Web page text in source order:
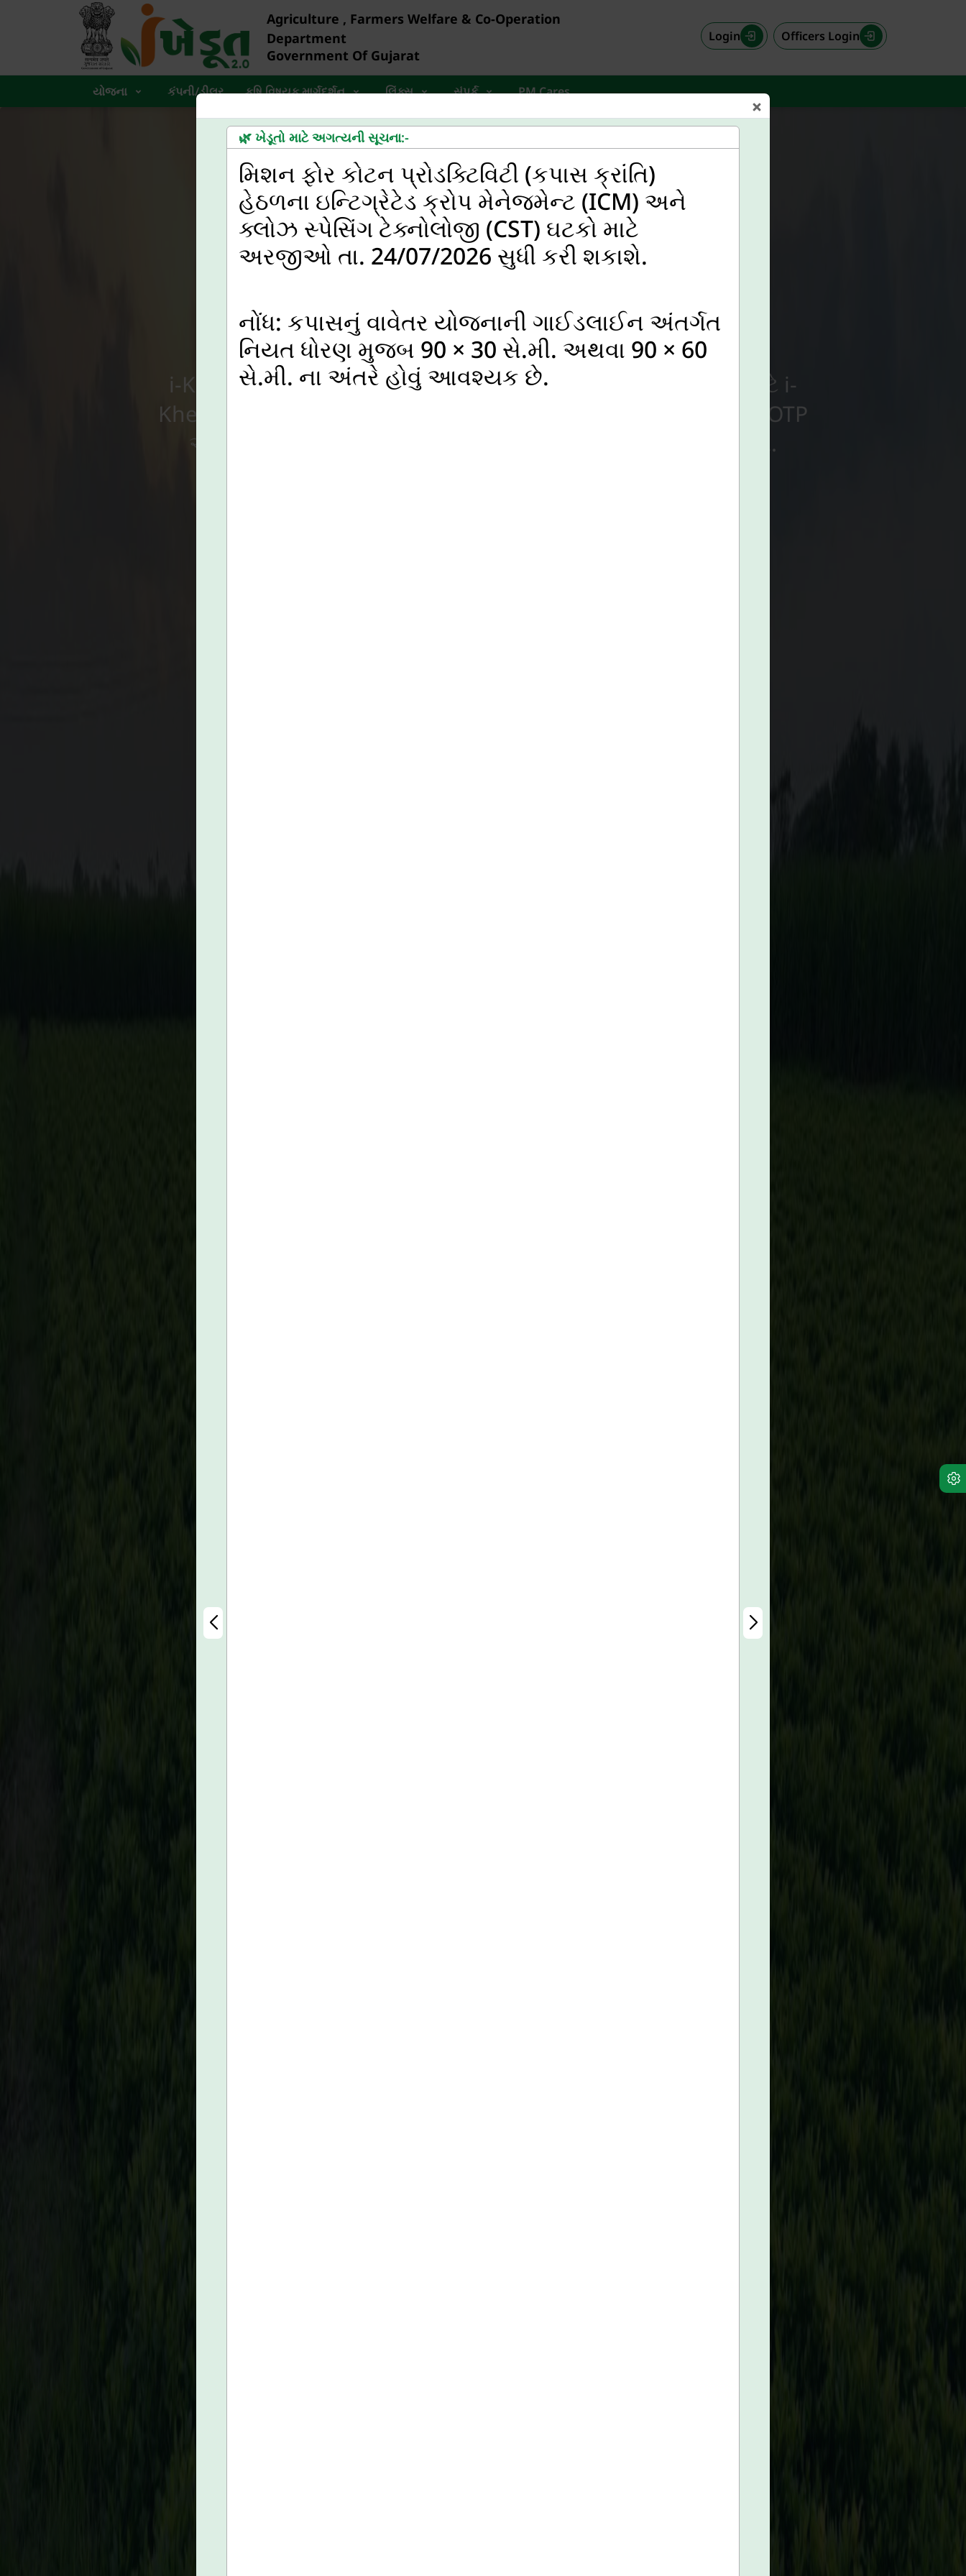
Agriculture , Farmers Welfare & Co-Operation
Department
Government Of Gujarat
Login Officers Login
યોજના કંપની/ડીલર કૃષિ વિષયક માર્ગદર્શન લિંક્સ સંપર્ક PM Cares
મહત્વપૂર્ણ સૂચના
i-Khedut પોર્ટલ પર યોજનાનો લાભ મેળવવા માટે તમામ લાભાર્થીઓ માટે i-
Khedut પોર્ટલ પર નોંધણી કરાવવાની રહેશે. જેમાં આધાર ચકાસણી માટે OTP
આધાર સાથે જોડાયેલા મોબાઇલ નંબર પર જ OTP મોકલવામાં આવશે.
🌿 ખેડૂતો માટે અગત્યની સૂચના:-
મિશન ફોર કોટન પ્રોડક્ટિવિટી (કપાસ ક્રાંતિ)
હેઠળના ઇન્ટિગ્રેટેડ ક્રોપ મેનેજમેન્ટ (ICM) અને
ક્લોઝ સ્પેસિંગ ટેક્નોલોજી (CST) ઘટકો માટે
અરજીઓ તા. 24/07/2026 સુધી કરી શકાશે.
નોંધ: કપાસનું વાવેતર યોજનાની ગાઈડલાઈન અંતર્ગત
નિયત ધોરણ મુજબ 90 × 30 સે.મી. અથવા 90 × 60
સે.મી. ના અંતરે હોવું આવશ્યક છે.